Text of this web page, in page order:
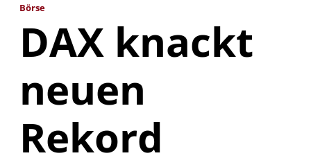
Börse
DAX knackt
neuen
Rekord